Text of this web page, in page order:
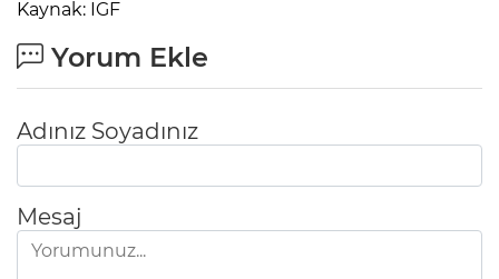
Kaynak: IGF
Yorum Ekle
Adınız Soyadınız
Mesaj